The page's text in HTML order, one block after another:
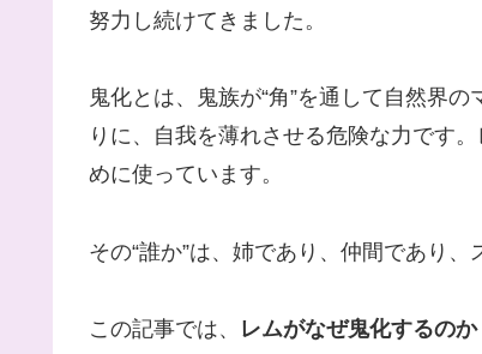
努力し続けてきました。
鬼化とは、鬼族が“角”を通して自然界
りに、自我を薄れさせる危険な力です
めに使っています。
その“誰か”は、姉であり、仲間であり、
この記事では、 レムがなぜ鬼化するの